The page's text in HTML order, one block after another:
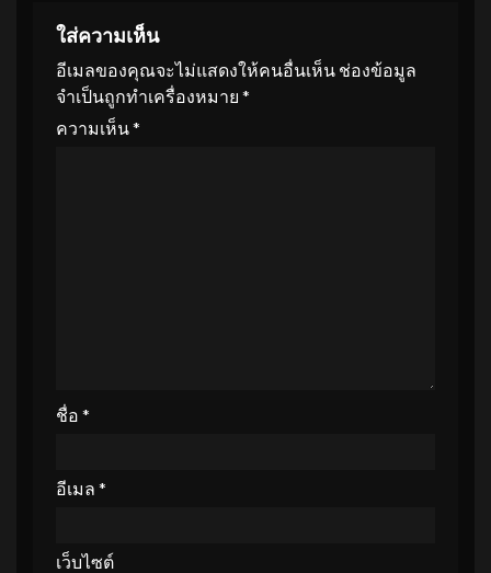
ใส่ความเห็น
อีเมลของคุณจะไม่แสดงให้คนอื่นเห็น ช่องข้อมูล
จำเป็นถูกทำเครื่องหมาย *
ความเห็น*
ชื่อ *
อีเมล *
เว็บไซต์